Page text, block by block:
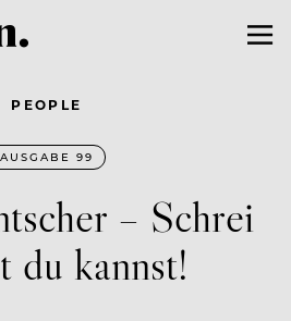
PEOPLE
AUSGABE 99
– Schrei
du kannst!